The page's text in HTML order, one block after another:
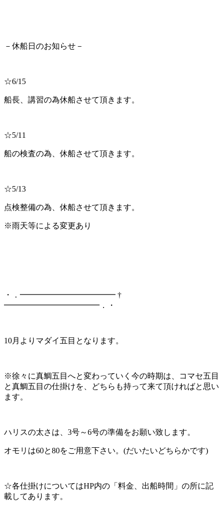
－休船日のお知らせ－
☆6/15
船長、講習の為休船させて頂きます。
☆5/11
船の検査の為、休船させて頂きます。
☆5/13
点検整備の為、休船させて頂きます。
※雨天等による変更あり
・．━━━━━━━━━━━━ †
━━━━━━━━━━━━．・
10月よりマダイ五目となります。
※徐々に真鯛五目へと変わっていく今の時期は、コマセ五目
と真鯛五目の仕掛けを、どちらも持って来て頂ければと思い
ます。
ハリスの太さは、3号～6号の準備をお願い致します。
オモリは60と80をご用意下さい。(だいたいどちらかです)
☆各仕掛けについてはHP内の「料金、出船時間」の所に記
載してあります。